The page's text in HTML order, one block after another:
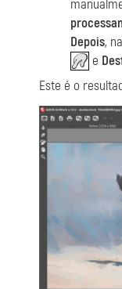
Depois,
e
Este é o